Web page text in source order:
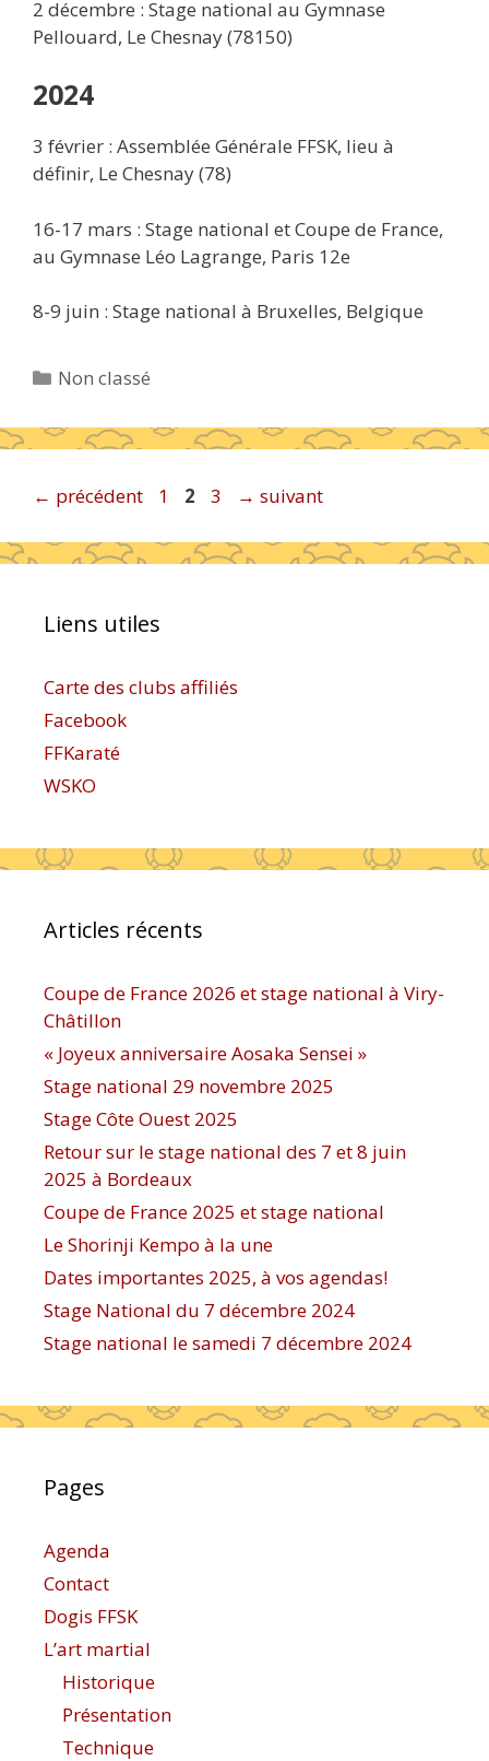
2 décembre : Stage national au Gymnase
Pellouard, Le Chesnay (78150)
2024
3 février : Assemblée Générale FFSK, lieu à
définir, Le Chesnay (78)
16-17 mars : Stage national et Coupe de France,
au Gymnase Léo Lagrange, Paris 12e
8-9 juin : Stage national à Bruxelles, Belgique
Catégories
Non classé
← précédent Page
1 Page
2 Page
3 → suivant
Liens utiles
Carte des clubs affiliés
Facebook
FFKaraté
WSKO
Articles récents
Coupe de France 2026 et stage national à Viry-
Châtillon
« Joyeux anniversaire Aosaka Sensei »
Stage national 29 novembre 2025
Stage Côte Ouest 2025
Retour sur le stage national des 7 et 8 juin
2025 à Bordeaux
Coupe de France 2025 et stage national
Le Shorinji Kempo à la une
Dates importantes 2025, à vos agendas!
Stage National du 7 décembre 2024
Stage national le samedi 7 décembre 2024
Pages
Agenda
Contact
Dogis FFSK
L’art martial
Historique
Présentation
Technique